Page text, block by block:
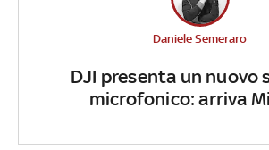
DJI presenta un nuovo
microfonico: arriva
Daniele Semeraro